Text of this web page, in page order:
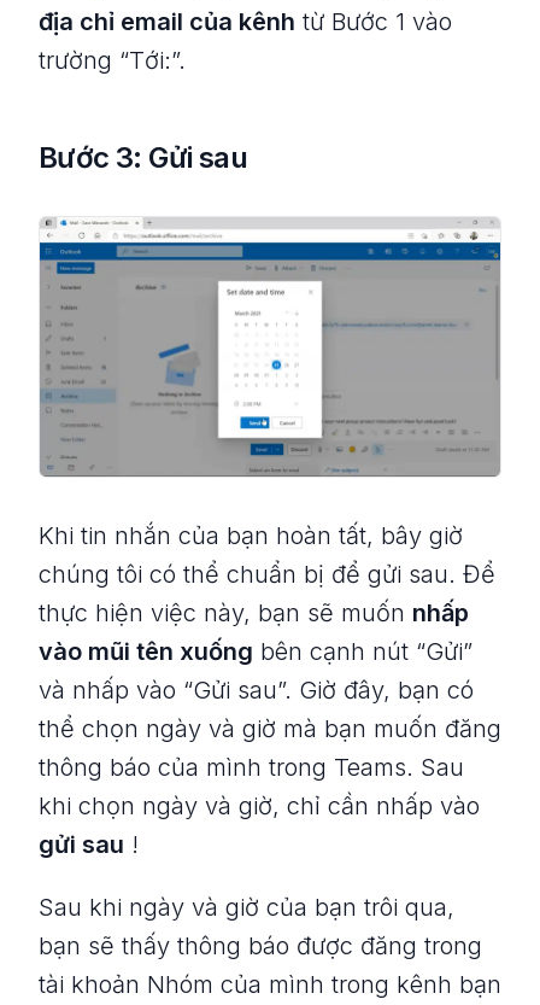
địa chỉ email của kênh từ Bước 1 vào
trường “Tới:”.
Bước 3: Gửi sau
Khi tin nhắn của bạn hoàn tất, bây giờ
chúng tôi có thể chuẩn bị để gửi sau. Để
thực hiện việc này, bạn sẽ muốn nhấp
vào mũi tên xuống bên cạnh nút “Gửi”
và nhấp vào “Gửi sau”. Giờ đây, bạn có
thể chọn ngày và giờ mà bạn muốn đăng
thông báo của mình trong Teams. Sau
khi chọn ngày và giờ, chỉ cần nhấp vào
gửi sau !
Sau khi ngày và giờ của bạn trôi qua,
bạn sẽ thấy thông báo được đăng trong
tài khoản Nhóm của mình trong kênh bạn